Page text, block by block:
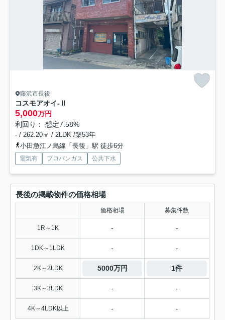
藤沢市長後
コスモアオイ‐Ⅱ
5,000万円
利回り： 想定7.58%
- / 262.20㎡ / 2LDK /築53年
小田急江ノ島線「長後」駅 徒歩6分
電気有 プロパンガス 公共下水
長後の掲載物件の価格相場
価格相場 募集件数
1R～1K - -
1DK～1LDK - -
2K～2LDK 5000万円 1件
3K～3LDK - -
4K～4LDK以上 - -